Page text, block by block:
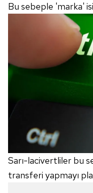
Bu sebeple 'marka'
Sarı-lacivertliler bu
transferi yapmayı